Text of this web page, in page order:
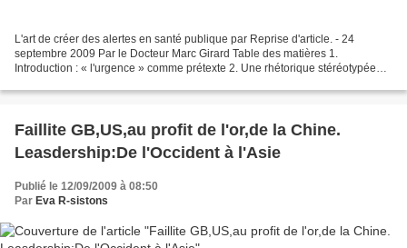
L'art de créer des alertes en santé publique par Reprise d'article. - 24
septembre 2009 Par le Docteur Marc Girard Table des matières 1.
Introduction : « l'urgence » comme prétexte 2. Une rhétorique stéréotypée
Faillite GB,US,au profit de l'or,de la Chine.
Leasdership:De l'Occident à l'Asie
Publié le 12/09/2009 à 08:50
Par Eva R-sistons